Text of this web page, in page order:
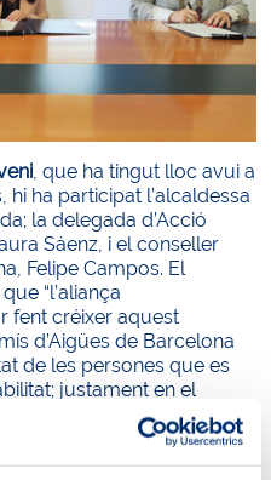
, que ha tingut lloc avui a
hi ha participat l’alcaldessa
la delegada d’Acció
Sáenz, i el conseller
Felipe Campos. El
“l’aliança
fent créixer aquest
d’Aigües de Barcelona
de les persones que es
justament en el
actual d’emergència
mai”.